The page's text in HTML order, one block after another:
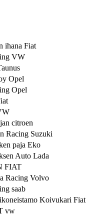
ihana Fiat
VW
Opel
Opel
citroen
Racing Suzuki
paja Eko
Auto Lada
FIAT
Racing Volvo
saab
Koivukari Fiat
vw